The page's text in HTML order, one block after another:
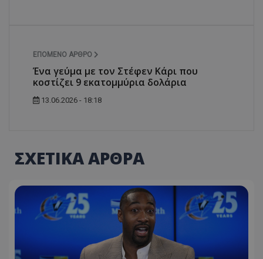
ΕΠΌΜΕΝΟ ΆΡΘΡΟ
Ένα γεύμα με τον Στέφεν Κάρι που
κοστίζει 9 εκατομμύρια δολάρια
13.06.2026 - 18:18
ΣΧΕΤΙΚΑ ΑΡΘΡΑ